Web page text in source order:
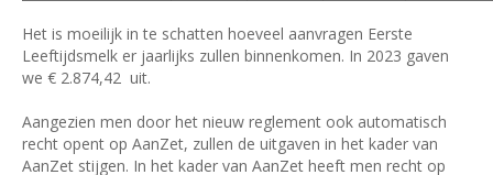
Het is moeilijk in te schatten hoeveel aanvragen Eerste
Leeftijdsmelk er jaarlijks zullen binnenkomen. In 2023 gaven
we € 2.874,42 uit.
Aangezien men door het nieuw reglement ook automatisch
recht opent op AanZet, zullen de uitgaven in het kader van
AanZet stijgen. In het kader van AanZet heeft men recht op